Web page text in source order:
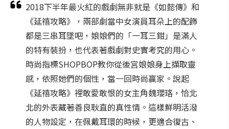
2018下半年最火紅的戲劇無非就是《如懿傳》和
《延禧攻略》，兩部劇當中女演員耳朵上的配飾
都是三串耳墜吧，娘娘們的「一耳三鉗」是滿人
的特有裝扮，也代表著戲劇對史實考究的用心。
時尚指標SHOPBOP教你從後宮娘娘身上擷取靈
感，依照她們的個性，當一回時尚贏家。說起
《延禧攻略》裡敢愛敢恨的女主角魏瓔珞，恰北
北的外表藏著善良耿直的真性情。這樣鮮明活潑
的人物設定，在佩戴耳環的時候，更適合復古、